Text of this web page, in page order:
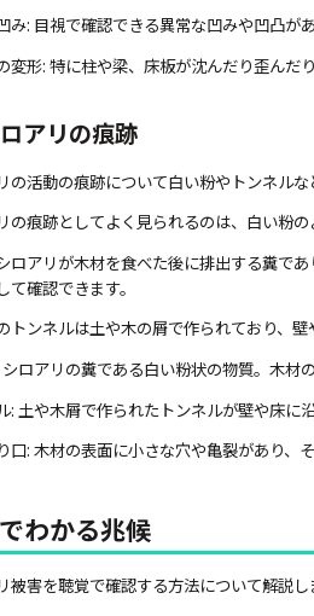
み: 目視で確認できる異常な凹みや凹凸が
変形: 特に柱や梁、床板が沈んだり歪んだ
アリの痕跡
の活動の痕跡について白い粉やトンネル
の痕跡としてよく見られるのは、白い粉の
ロアリが木材を食べた後に排出する糞で
て確認できます。
トンネルは土や木の屑で作られており、壁
シロアリの糞である白い粉状の物質。木材
: 土や木屑で作られたトンネルが壁や床に
口: 木材の表面に小さな穴や亀裂があり、
わかる兆候
被害を聴覚で確認する方法について解説し